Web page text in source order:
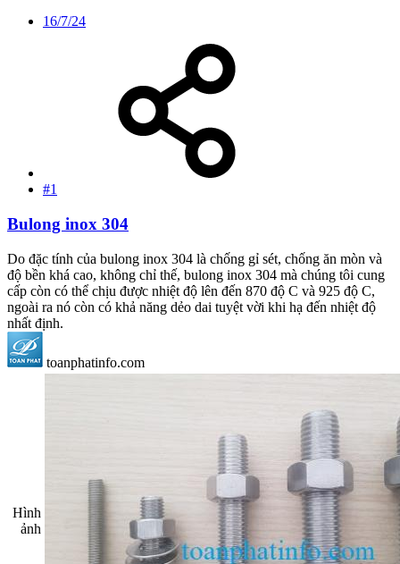
16/7/24
#1
Bulong inox 304
Do đặc tính của bulong inox 304 là chống gỉ sét, chống ăn mòn và
độ bền khá cao, không chỉ thế, bulong inox 304 mà chúng tôi cung
cấp còn có thể chịu được nhiệt độ lên đến 870 độ C và 925 độ C,
ngoài ra nó còn có khả năng dẻo dai tuyệt vời khi hạ đến nhiệt độ
nhất định.
toanphatinfo.com
Hình
ảnh​